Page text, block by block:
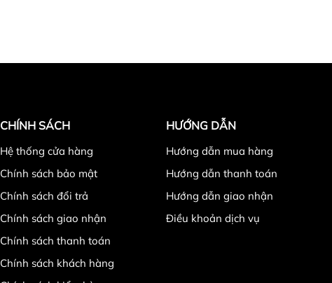
CHÍNH SÁCH
Hệ thống cửa hàng
Chính sách bảo mật
Chính sách đổi trả
Chính sách giao nhận
Chính sách thanh toán
Chính sách khách hàng
HƯỚNG DẪN
Hướng dẫn mua hàng
Hướng dẫn thanh toán
Hướng dẫn giao nhận
Điều khoản dịch vụ